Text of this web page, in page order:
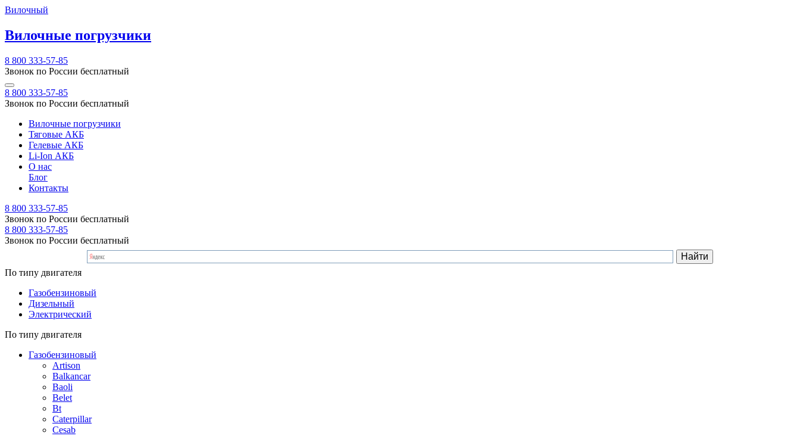
Вилочный
Вилочные погрузчики
8 800 333-57-85
Звонок по России бесплатный
8 800 333-57-85
Звонок по России бесплатный
Вилочные погрузчики
Тяговые АКБ
Гелевые АКБ
Li-Ion АКБ
О нас
Блог
Контакты
8 800 333-57-85
Звонок по России бесплатный
8 800 333-57-85
Звонок по России бесплатный
По типу двигателя
Газобензиновый
Дизельный
Электрический
По типу двигателя
Газобензиновый
Artison
Balkancar
Baoli
Belet
Bt
Caterpillar
Cesab